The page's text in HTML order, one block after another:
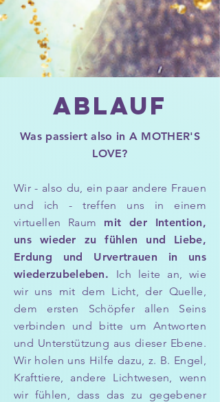
ABLAUF
Was passiert also in A MOTHER'S
LOVE?
Wir - also du, ein paar andere Frauen
und ich - treffen uns in einem
virtuellen Raum mit der Intention,
uns wieder zu fühlen und Liebe,
Erdung und Urvertrauen in uns
wiederzubeleben. Ich leite an, wie
wir uns mit dem Licht, der Quelle,
dem ersten Schöpfer allen Seins
verbinden und bitte um Antworten
und Unterstützung aus dieser Ebene.
Wir holen uns Hilfe dazu, z. B. Engel,
Krafttiere, andere Lichtwesen, wenn
wir fühlen, dass das zu gegebener